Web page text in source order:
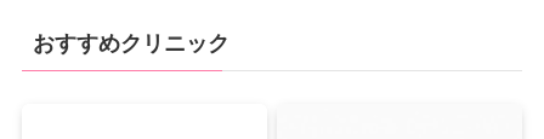
おすすめクリニック